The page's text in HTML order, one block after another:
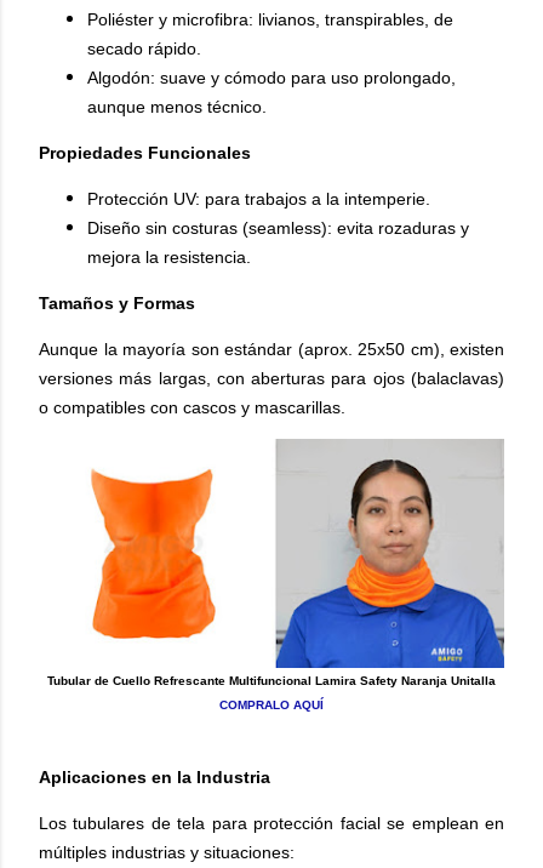
Poliéster y microfibra: livianos, transpirables, de
secado rápido.
Algodón: suave y cómodo para uso prolongado,
aunque menos técnico.
Propiedades Funcionales
Protección UV: para trabajos a la intemperie.
Diseño sin costuras (seamless): evita rozaduras y
mejora la resistencia.
Tamaños y Formas
Aunque la mayoría son estándar (aprox. 25x50 cm), existen
versiones más largas, con aberturas para ojos (balaclavas)
o compatibles con cascos y mascarillas.
Tubular de Cuello Refrescante Multifuncional Lamira Safety Naranja Unitalla
COMPRALO AQUÍ
Aplicaciones en la Industria
Los tubulares de tela para protección facial se emplean en
múltiples industrias y situaciones: